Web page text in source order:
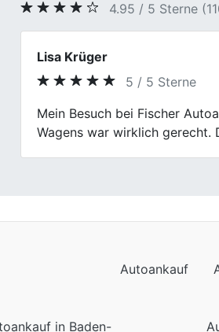
4.95 / 5 Sterne
Michael W.
5 / 5 Sterne
Fischer Autoankauf in Unna
hilfsbereite Team haben mich
Autoankauf
in Baden-